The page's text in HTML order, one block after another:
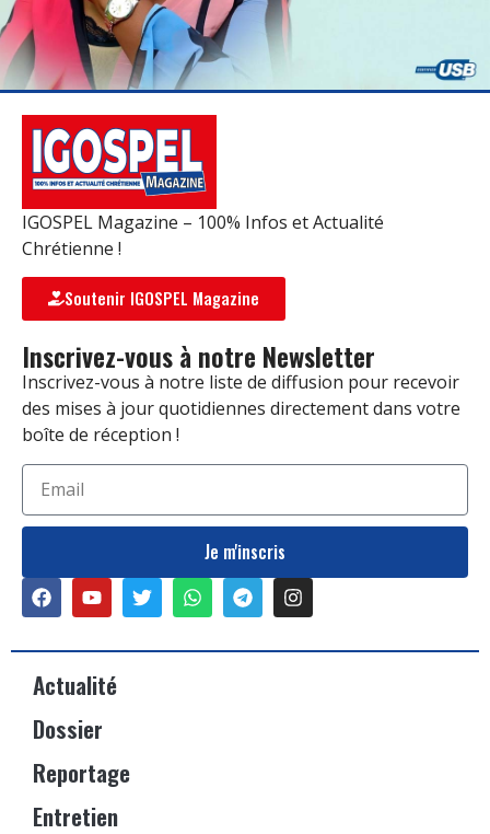
IGOSPEL Magazine – 100% Infos et Actualité
Chrétienne !
Soutenir IGOSPEL Magazine
Inscrivez-vous à notre Newsletter
Inscrivez-vous à notre liste de diffusion pour recevoir
des mises à jour quotidiennes directement dans votre
boîte de réception !
Je m'inscris
Actualité
Dossier
Reportage
Entretien